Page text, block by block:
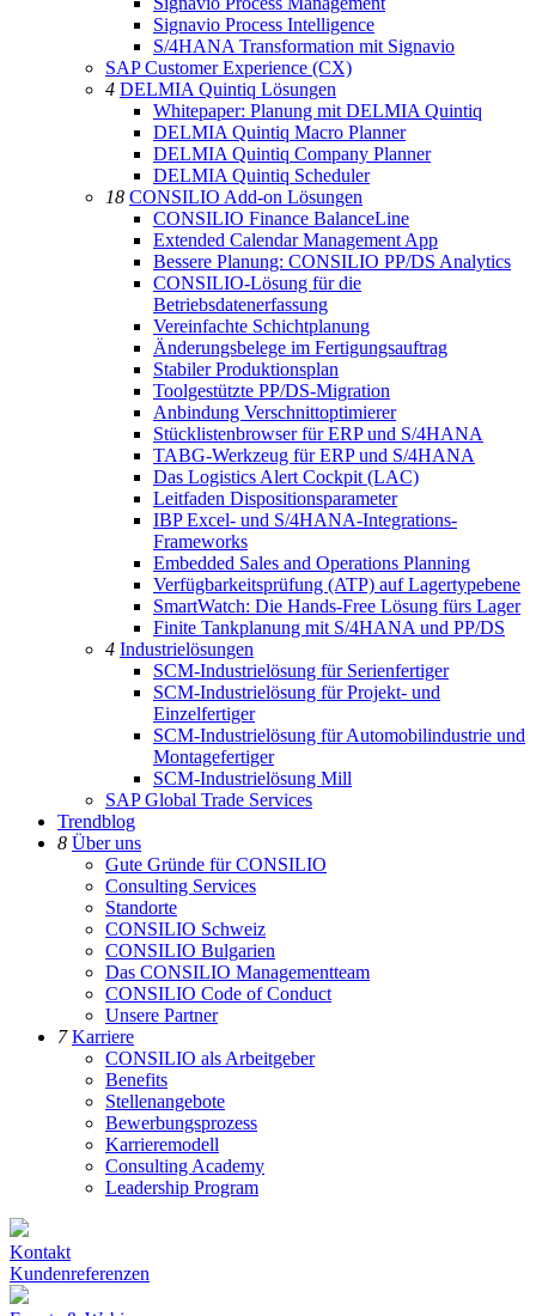
Signavio Process Intelligence
S/4HANA Transformation mit Signavio
SAP Customer Experience (CX)
4 DELMIA Quintiq Lösungen
Whitepaper: Planung mit DELMIA Quintiq
DELMIA Quintiq Macro Planner
DELMIA Quintiq Company Planner
DELMIA Quintiq Scheduler
18 CONSILIO Add-on Lösungen
CONSILIO Finance BalanceLine
Extended Calendar Management App
Bessere Planung: CONSILIO PP/DS Analytics
CONSILIO-Lösung für die
Betriebsdatenerfassung
Vereinfachte Schichtplanung
Änderungsbelege im Fertigungsauftrag
Stabiler Produktionsplan
Toolgestützte PP/DS-Migration
Anbindung Verschnittoptimierer
Stücklistenbrowser für ERP und S/4HANA
TABG-Werkzeug für ERP und S/4HANA
Das Logistics Alert Cockpit (LAC)
Leitfaden Dispositionsparameter
IBP Excel- und S/4HANA-Integrations-
Frameworks
Embedded Sales and Operations Planning
Verfügbarkeitsprüfung (ATP) auf Lagertypebene
SmartWatch: Die Hands-Free Lösung fürs Lager
Finite Tankplanung mit S/4HANA und PP/DS
4 Industrielösungen
SCM-Industrielösung für Serienfertiger
SCM-Industrielösung für Projekt- und
Einzelfertiger
SCM-Industrielösung für Automobilindustrie und
Montagefertiger
SCM-Industrielösung Mill
SAP Global Trade Services
Trendblog
8 Über uns
Gute Gründe für CONSILIO
Consulting Services
Standorte
CONSILIO Schweiz
CONSILIO Bulgarien
Das CONSILIO Managementteam
CONSILIO Code of Conduct
Unsere Partner
7Karriere
CONSILIO als Arbeitgeber
Benefits
Stellenangebote
Bewerbungsprozess
Karrieremodell
Consulting Academy
Leadership Program
Kontakt
Kundenreferenzen